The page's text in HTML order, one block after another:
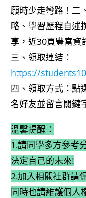
願時少走彎路！二
略、學習歷程自述
享，近30頁豐富資
三、領取連結：
https://
四、領取方式：點
名好友並留言關鍵
溫馨提醒：
1.請同學多方參考
決定自己的未來!
2.加入相關社群請
同時也請維護個人